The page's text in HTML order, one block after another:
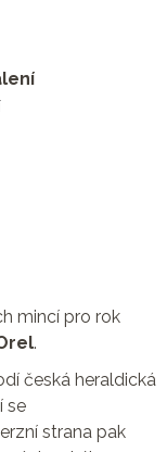
mincí pro rok
.
česká heraldická
se
strana pak